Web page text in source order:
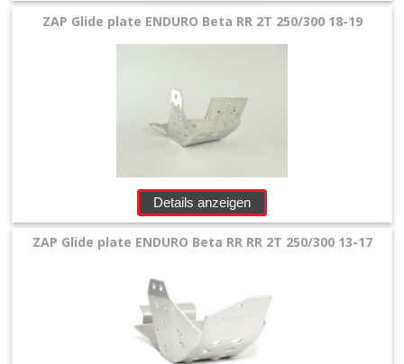
ZAP Glide plate ENDURO Beta RR 2T 250/300 18-19
Details anzeigen
ZAP Glide plate ENDURO Beta RR RR 2T 250/300 13-17